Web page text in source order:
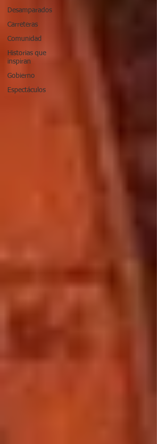
Desamparados
Carreteras
Comunidad
Historias que
inspiran
Gobierno
Espectáculos